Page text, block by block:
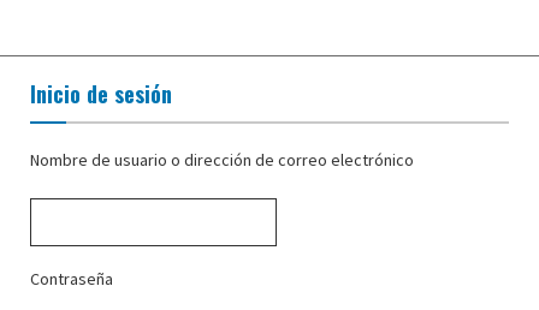
Inicio de sesión
Nombre de usuario o dirección de correo electrónico
Contraseña